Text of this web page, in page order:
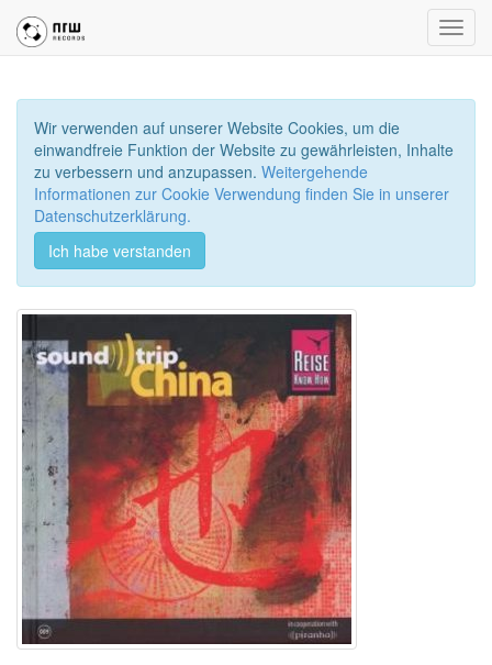
Wir verwenden auf unserer Website Cookies, um die
einwandfreie Funktion der Website zu gewährleisten, Inhalte
zu verbessern und anzupassen. Weitergehende
Informationen zur Cookie Verwendung finden Sie in unserer
Datenschutzerklärung.
Ich habe verstanden